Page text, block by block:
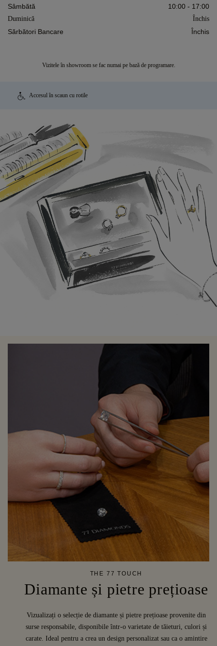
Sâmbătă
10:00 - 17:00
Duminică Închis
Sărbători Bancare Închis
Vizitele în showroom se fac numai pe bază de programare.
Accesul în scaun cu rotile
THE 77 TOUCH
Diamante și pietre prețioase
Vizualizați o selecție de diamante și pietre prețioase provenite din
surse responsabile, disponibile într-o varietate de tăieturi, culori și
carate. Ideal pentru a crea un design personalizat sau ca o amintire